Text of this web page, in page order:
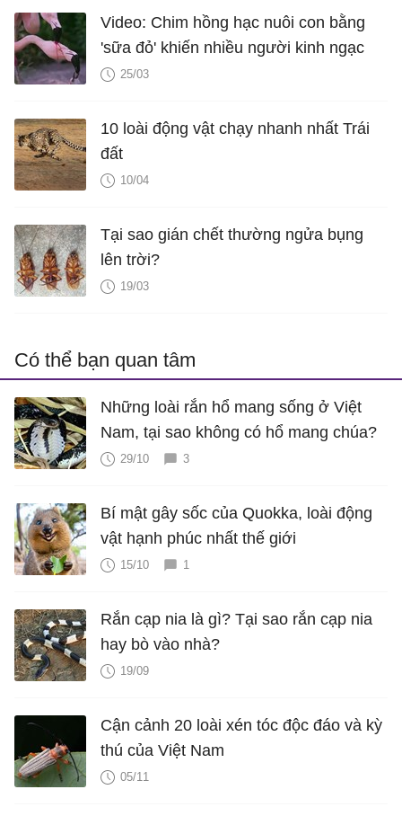
Video: Chim hồng hạc nuôi con bằng
'sữa đỏ' khiến nhiều người kinh ngạc
25/03
10 loài động vật chạy nhanh nhất Trái
đất
10/04
Tại sao gián chết thường ngửa bụng
lên trời?
19/03
Có thể bạn quan tâm
Những loài rắn hổ mang sống ở Việt
Nam, tại sao không có hổ mang chúa?
29/10 3
Bí mật gây sốc của Quokka, loài động
vật hạnh phúc nhất thế giới
15/10 1
Rắn cạp nia là gì? Tại sao rắn cạp nia
hay bò vào nhà?
19/09
Cận cảnh 20 loài xén tóc độc đáo và kỳ
thú của Việt Nam
05/11